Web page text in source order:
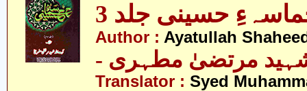
حسینی جلد 3
Author : Ayatullah
شہید مرتضیٰ مطہری
Translator : Syed